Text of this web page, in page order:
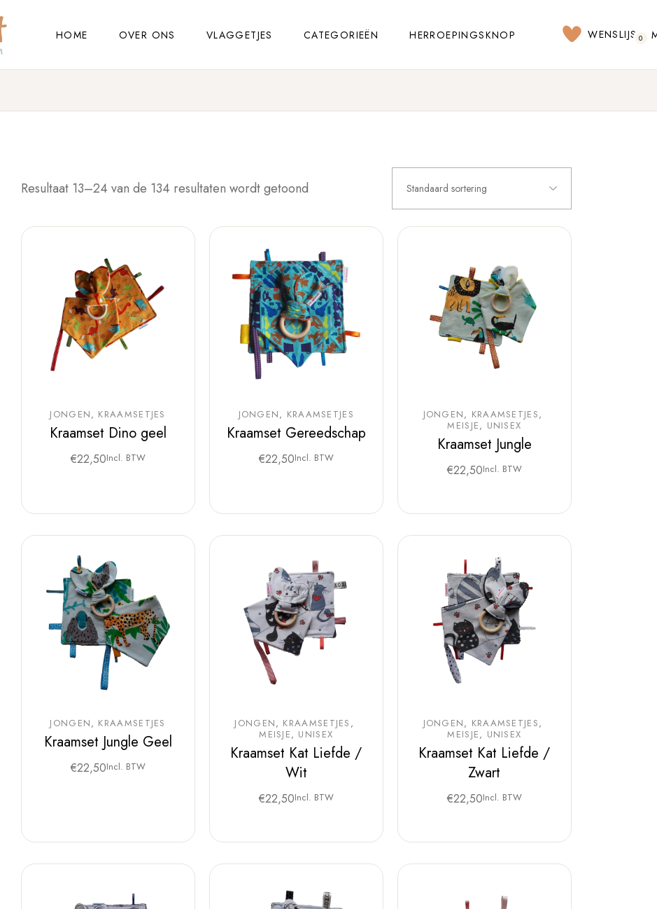
HOME OVER ONS VLAGGETJES CATEGORIEËN HERROEPINGSKNOP WENSLIJST
0
Resultaat 13–24 van de 134 resultaten wordt getoond Standaard sortering
JONGEN KRAAMSETJES
Kraamset Dino geel
€22,50Incl. BTW
JONGEN KRAAMSETJES
Kraamset Gereedschap
€22,50Incl. BTW
JONGEN
KRAAMSETJES
MEISJE
UNISEX
Kraamset Jungle
€22,50Incl. BTW
JONGEN KRAAMSETJES
Kraamset Jungle Geel
€22,50Incl. BTW
JONGEN
KRAAMSETJES
MEISJE
UNISEX
Kraamset Kat Liefde /
Wit
€22,50Incl. BTW
JONGEN
KRAAMSETJES
MEISJE
UNISEX
Kraamset Kat Liefde /
Zwart
€22,50Incl. BTW